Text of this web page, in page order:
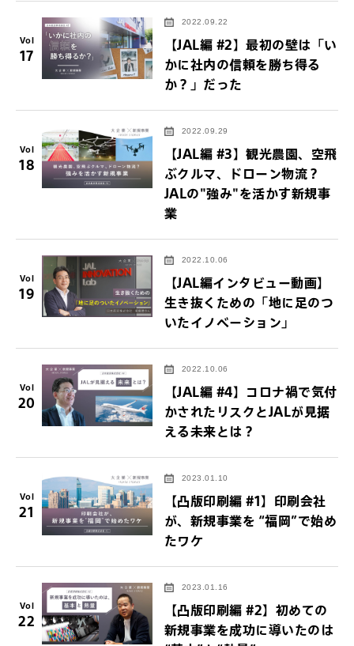
Vol
17
2022.09.22
【JAL編 #2】最初の壁は「い
かに社内の信頼を勝ち得る
か？」だった
Vol
18
2022.09.29
【JAL編 #3】観光農園、空飛
ぶクルマ、ドローン物流？
JALの"強み"を活かす新規事
業
Vol
19
2022.10.06
【JAL編インタビュー動画】
生き抜くための「地に足のつ
いたイノベーション」
Vol
20
2022.10.06
【JAL編 #4】コロナ禍で気付
かされたリスクとJALが見据
える未来とは？
Vol
21
2023.01.10
【凸版印刷編 #1】印刷会社
が、新規事業を “福岡”で始め
たワケ
Vol
22
2023.01.16
【凸版印刷編 #2】初めての
新規事業を成功に導いたのは